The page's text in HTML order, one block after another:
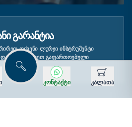
ძებნა
კონტაქტი კალათა
ᲒᲐᲠᲐᲜᲢᲘᲐ
ᲗᲥᲕᲔᲜᲘ ᲚᲣᲠᲯᲘ ᲘᲜᲡᲢᲠᲣᲛᲔᲜᲢᲘ
ᲓᲐ ᲘᲡᲐᲠᲒᲔᲑᲚᲔᲗ ᲒᲐᲤᲐᲠᲗᲝᲔᲑᲣᲚᲘ